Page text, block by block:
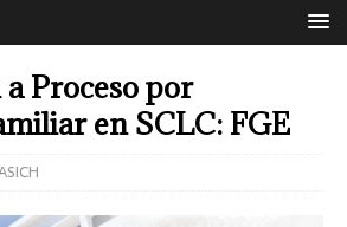
Proceso por
en SCLC: FGE